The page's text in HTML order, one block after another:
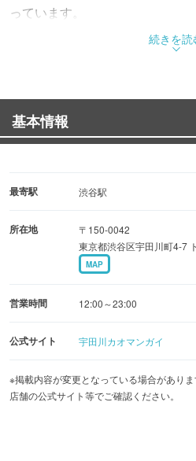
っています。
続きを読
基本情報
最寄駅 渋谷駅
所在地
〒150-0042
東京都渋谷区宇田川町4-7
MAP
営業時間 12:00～23:00
公式サイト 宇田川カオマンガイ
※掲載内容が変更となっている場合があり
店舗の公式サイト等でご確認ください。